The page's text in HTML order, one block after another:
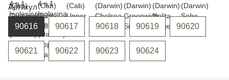
Артикул
90616 90617 90618 90619 90620
90621 90622 90623 90624